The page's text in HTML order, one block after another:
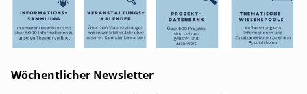
Wöchentlicher Newsletter